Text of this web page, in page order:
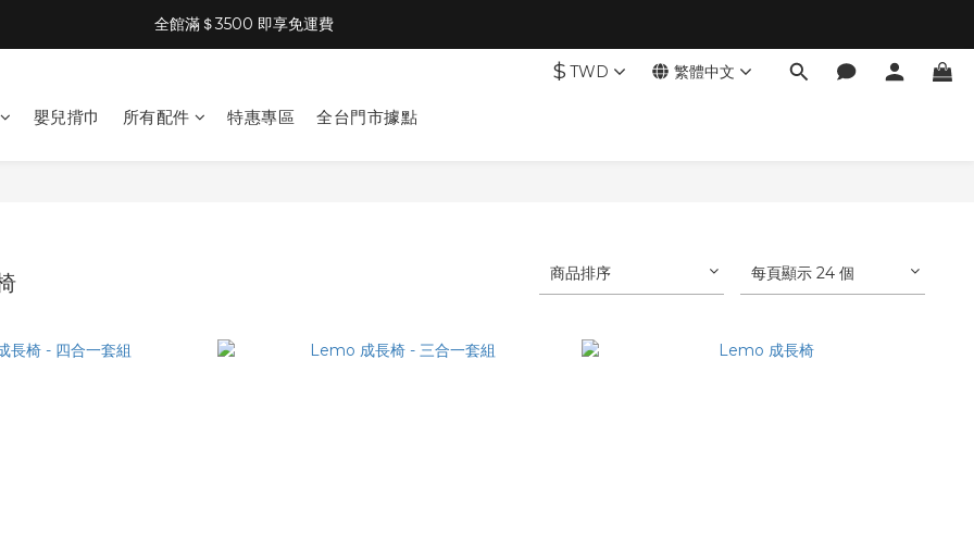
全館滿＄3500 即享免運費
$ TWD 繁體中文
嬰兒揹巾 所有配件 特惠專區 全台門市據點
商品排序 每頁顯示 24 個